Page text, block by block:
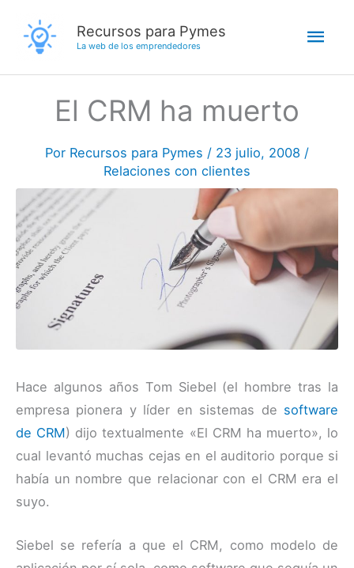
contenido
Recursos para Pymes
La web de los emprendedores
El CRM ha muerto
Por Recursos para Pymes / 23 julio, 2008 /
Relaciones con clientes
Hace algunos años Tom Siebel (el hombre tras la
empresa pionera y líder en sistemas de software
de CRM) dijo textualmente «El CRM ha muerto», lo
cual levantó muchas cejas en el auditorio porque si
había un nombre que relacionar con el CRM era el
suyo.
Siebel se refería a que el CRM, como modelo de